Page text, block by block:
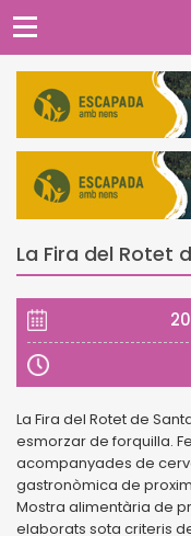
La Fira del Rotet
La Fira del Rotet de
esmorzar de forquilla.
acompanyades de
gastronòmica de
Mostra alimentària de
elaborats sota criteris